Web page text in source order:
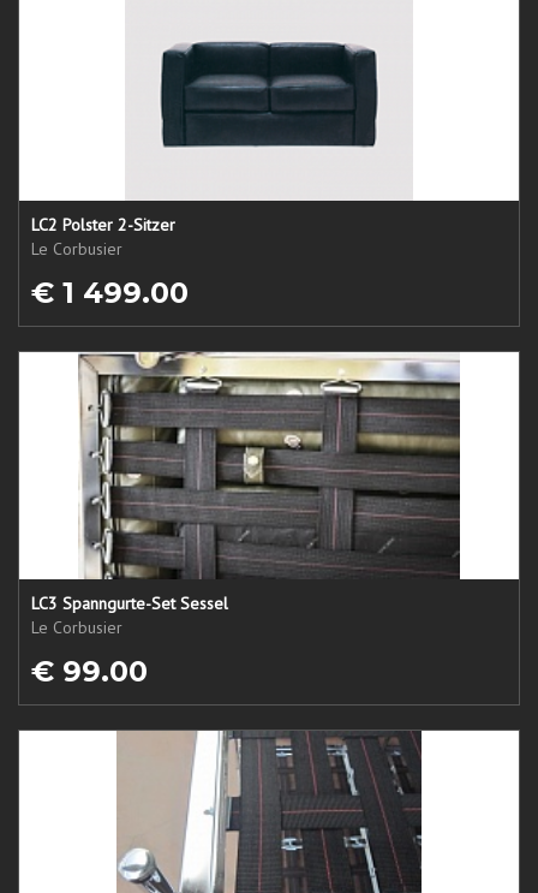
LC2 Polster 2-Sitzer
Le Corbusier
€ 1 499.00
LC3 Spanngurte-Set Sessel
Le Corbusier
€ 99.00